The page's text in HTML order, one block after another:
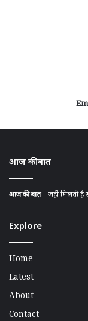
आज की बात
आज की बात– जहाँ मिलती है
Explore
Home
Latest
About
Contact